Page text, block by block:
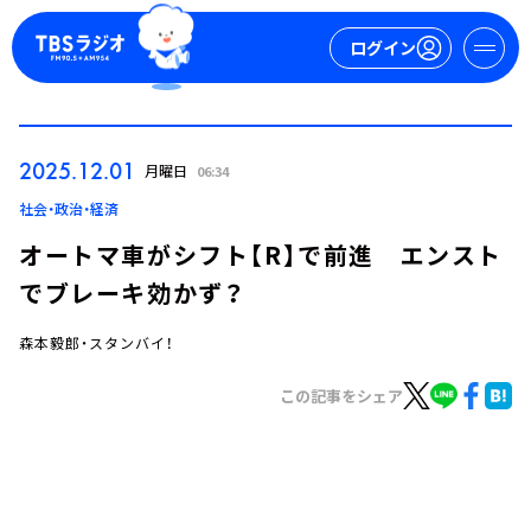
ログイン
2025.12.01 月曜日 06:34
社会・政治・経済
オートマ車がシフト【R】で前進 エンスト
でブレーキ効かず？
森本毅郎・スタンバイ！
この記事をシェア